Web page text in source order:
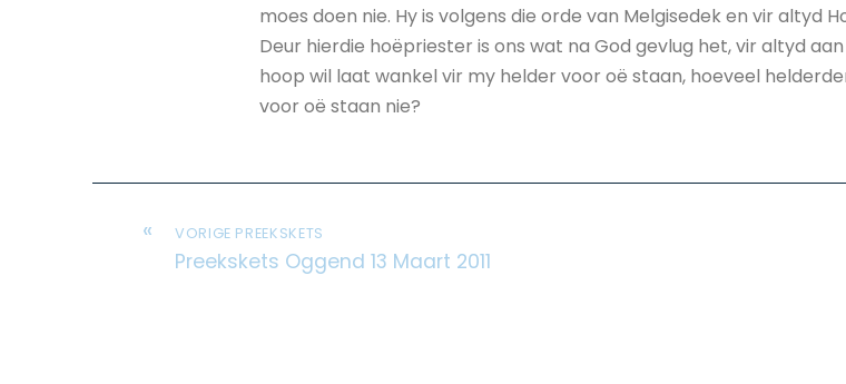
moes doen nie. Hy is volgens die orde van Melgisedek en vir altyd
Deur hierdie hoëpriester is ons wat na God gevlug het, vir altyd
hoop wil laat wankel vir my helder voor oë staan, hoeveel
voor oë staan nie?
« VORIGE PREEKSKETS
Preekskets Oggend 13 Maart 2011